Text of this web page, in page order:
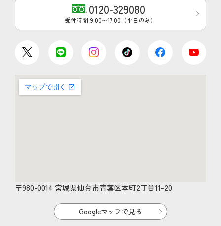
0120-329080
受付時間 9:00〜17:00（平日のみ）
〒980-0014 宮城県仙台市青葉区本町2丁目11-20
Googleマップで見る